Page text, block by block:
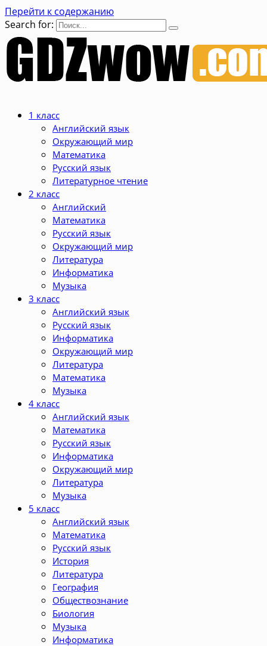
Перейти к содержанию
Search for:
1 класс
Английский язык
Окружающий мир
Математика
Русский язык
Литературное чтение
2 класс
Английский
Математика
Русский язык
Окружающий мир
Литература
Информатика
Музыка
3 класс
Английский язык
Русский язык
Информатика
Окружающий мир
Литература
Математика
Музыка
4 класс
Английский язык
Математика
Русский язык
Информатика
Окружающий мир
Литература
Музыка
5 класс
Английский язык
Математика
Русский язык
История
Литература
География
Обществознание
Биология
Музыка
Информатика